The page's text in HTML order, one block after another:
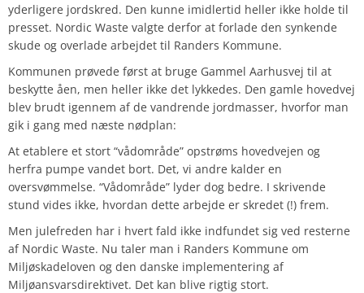
yderligere jordskred. Den kunne imidlertid heller ikke holde til
presset. Nordic Waste valgte derfor at forlade den synkende
skude og overlade arbejdet til Randers Kommune.
Kommunen prøvede først at bruge Gammel Aarhusvej til at
beskytte åen, men heller ikke det lykkedes. Den gamle hovedvej
blev brudt igennem af de vandrende jordmasser, hvorfor man
gik i gang med næste nødplan:
At etablere et stort “vådområde” opstrøms hovedvejen og
herfra pumpe vandet bort. Det, vi andre kalder en
oversvømmelse. “Vådområde” lyder dog bedre. I skrivende
stund vides ikke, hvordan dette arbejde er skredet (!) frem.
Men julefreden har i hvert fald ikke indfundet sig ved resterne
af Nordic Waste. Nu taler man i Randers Kommune om
Miljøskadeloven og den danske implementering af
Miljøansvarsdirektivet. Det kan blive rigtig stort.